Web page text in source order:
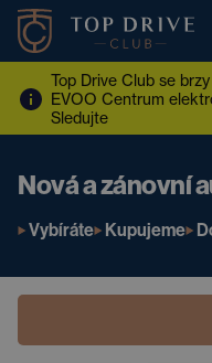
Top Drive Club se
EVOO Centrum
Sledujte
Nová a zánovní
Vybíráte Kupujeme